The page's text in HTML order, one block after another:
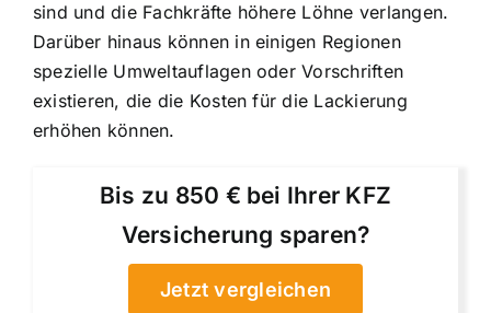
sind und die Fachkräfte höhere Löhne verlangen.
Darüber hinaus können in einigen Regionen
spezielle Umweltauflagen oder Vorschriften
existieren, die die Kosten für die Lackierung
erhöhen können.
Bis zu 850 € bei Ihrer KFZ
Versicherung sparen?
Jetzt vergleichen